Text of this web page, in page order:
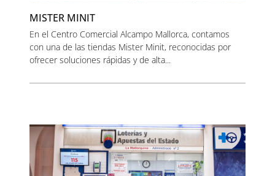
MISTER MINIT
En el Centro Comercial Alcampo Mallorca, contamos
con una de las tiendas Mister Minit, reconocidas por
ofrecer soluciones rápidas y de alta...